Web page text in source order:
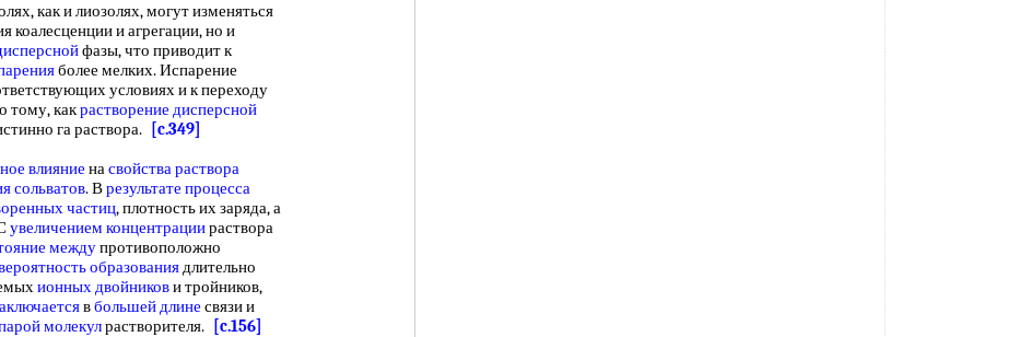
как и лиозолях, могут изменяться
коалесценции и агрегации, но и
фазы, что приводит к
более мелких. Испарение
условиях и к переходу
тому, какрастворение дисперсной
га раствора.
[c.349]
влияние насвойства раствора
сольватов. Врезультате процесса
частиц, плотность их заряда, а
увеличением концентрациираствора
междупротивоположно
образованиядлительно
ионных двойникови тройников,
вбольшей длине связи и
молекулрастворителя.
[c.156]